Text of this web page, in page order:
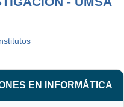
EN INFORMÁTICA